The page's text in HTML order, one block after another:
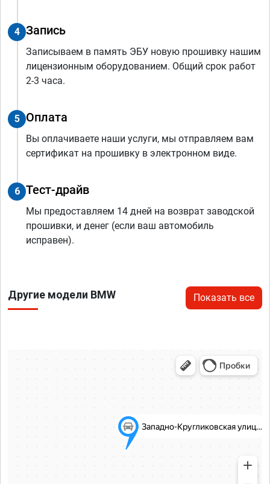
4 Запись
Записываем в память ЭБУ новую прошивку нашим
лицензионным оборудованием. Общий срок работ
2-3 часа.
5 Оплата
Вы оплачиваете наши услуги, мы отправляем вам
сертификат на прошивку в электронном виде.
6 Тест-драйв
Мы предоставляем 14 дней на возврат заводской
прошивки, и денег (если ваш автомобиль
исправен).
Другие модели BMW Показать все